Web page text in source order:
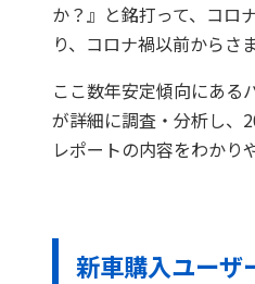
か？』と銘打って、コロ
り、コロナ禍以前からさ
ここ数年安定傾向にある
が詳細に調査・分析し、
レポートの内容をわかり
新車購入ユーザ